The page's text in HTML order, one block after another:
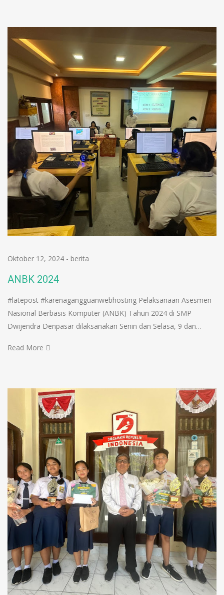
Oktober 12, 2024 - berita
ANBK 2024
#latepost #karenagangguanwebhosting Pelaksanaan Asesmen
Nasional Berbasis Komputer (ANBK) Tahun 2024 di SMP
Dwijendra Denpasar dilaksanakan Senin dan Selasa, 9 dan…
Read More